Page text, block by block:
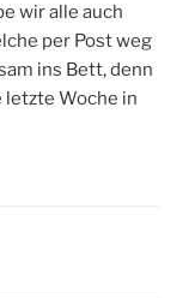
wir alle auch
per Post weg
ins Bett, denn
letzte Woche in